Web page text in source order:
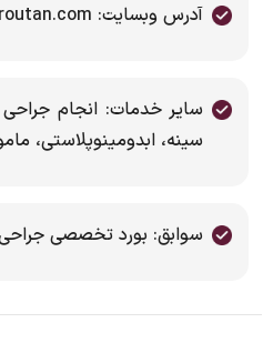
آدرس وبسایت: www.drforoutan.com
سایر خدمات: انجام جراحی
سینه، ابدومینوپلاستی،
سوابق: بورد تخصصی